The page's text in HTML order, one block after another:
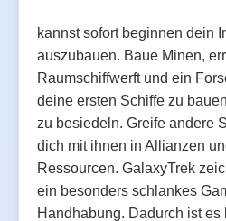
kannst sofort beginnen dein
auszubauen. Baue Minen,
Raumschiffwerft und ein
deine ersten Schiffe zu
zu besiedeln. Greife andere
dich mit ihnen in Allianzen
Ressourcen. GalaxyTrek
ein besonders schlankes
Handhabung. Dadurch ist es